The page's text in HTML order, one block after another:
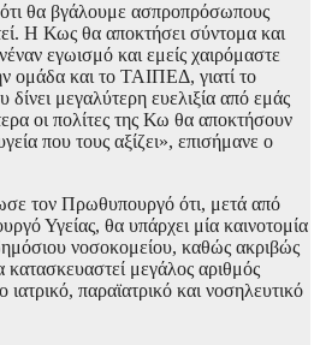
θα βγάλουμε ασπροπρόσωπους
Η Κως θα αποκτήσει σύντομα και
εγωισμό και εμείς χαιρόμαστε
ομάδα και το ΤΑΙΠΕΔ, γιατί το
δίνει μεγαλύτερη ευελιξία από εμάς
οι πολίτες της Κω θα αποκτήσουν
που τους αξίζει», επισήμανε ο
τον Πρωθυπουργό ότι, μετά από
Υγείας, θα υπάρχει μία καινοτομία
νοσοκομείου, καθώς ακριβώς
κατασκευαστεί μεγάλος αριθμός
παραϊατρικό και νοσηλευτικό